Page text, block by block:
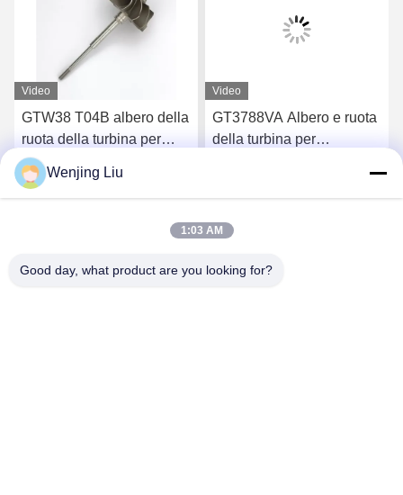
Video
GTW38 T04B albero della
ruota della turbina per
turbocompressori 407276-
6 407276-19 446905-2
446905-5Chatta Adesso
Video
GT3788VA Albero e ruota
della turbina per
5002S
Chatta Adesso
Wenjing Liu
1:03 AM
Good day, what product are you looking for?